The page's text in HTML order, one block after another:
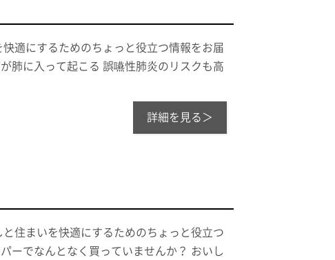
適にするためのちょっと役立つ情報をお届
肺に入って起こる 誤嚥性肺炎のリスクも高
詳細を見る＞
住まいを快適にするためのちょっと役立つ
ーでなんとなく買っていませんか？ おいし